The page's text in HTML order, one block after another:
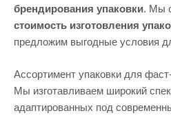
брендирования упаковки. Мы
стоимость изготовления
предложим выгодные условия
Ассортимент упаковки для
Мы изготавливаем широкий
адаптированных под